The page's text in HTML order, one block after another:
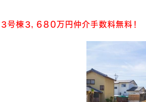
３号棟３，６８０万円仲介手数料無料！